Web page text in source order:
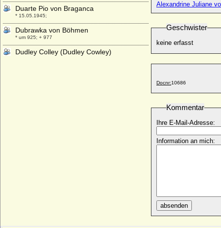
Alexandrine Juliane
Geschwister
keine erfasst
Docnr:10686
Kommentar
Ihre E-Mail-Adresse:
Information an mich:
absenden
Duarte Pio von Braganca
* 15.05.1945;
Dubrawka von Böhmen
* um 925; + 977
Dudley Colley (Dudley Cowley)